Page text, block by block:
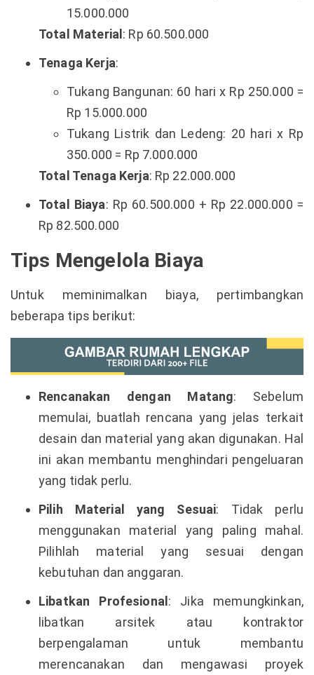
15.000.000
Total Material : Rp 60.500.000
Tenaga Kerja:
Tukang Bangunan: 60 hari x Rp 250.000 =
Rp 15.000.000
Tukang Listrik dan Ledeng: 20 hari x Rp
350.000 = Rp 7.000.000
Total Tenaga Kerja: Rp 22.000.000
Total Biaya: Rp 60.500.000 + Rp 22.000.000 =
Rp 82.500.000
Tips Mengelola Biaya
Untuk meminimalkan biaya, pertimbangkan
beberapa tips berikut:
Rencanakan dengan Matang: Sebelum
memulai, buatlah rencana yang jelas terkait
desain dan material yang akan digunakan. Hal
ini akan membantu menghindari pengeluaran
yang tidak perlu.
Pilih Material yang Sesuai: Tidak perlu
menggunakan material yang paling mahal.
Pilihlah material yang sesuai dengan
kebutuhan dan anggaran.
Libatkan Profesional : Jika memungkinkan,
libatkan arsitek atau kontraktor
berpengalaman untuk membantu
merencanakan dan mengawasi proyek